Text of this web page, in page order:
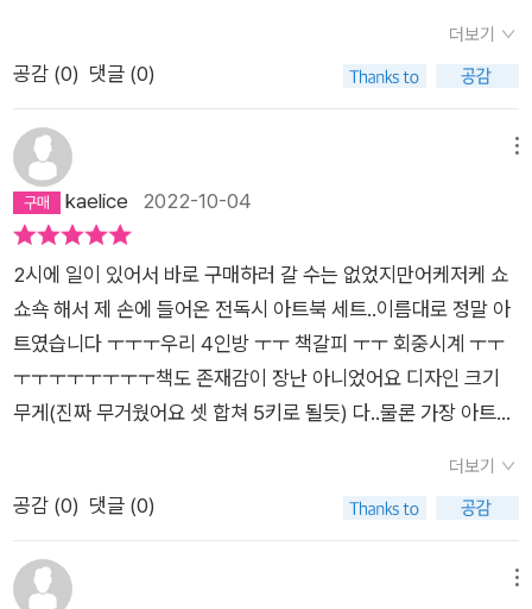
더보기
공감 (0) 댓글 (0)
kaelice 2022-10-04
2시에 일이 있어서 바로 구매하러 갈 수는 없었지만어케저케 쇼
쇼쇽 해서 제 손에 들어온 전독시 아트북 세트..이름대로 정말 아
트였습니다 ㅜㅜㅜ우리 4인방 ㅜㅜ 책갈피 ㅜㅜ 회중시계 ㅜㅜ
ㅜㅜㅜㅜㅜㅜㅜㅜ책도 존재감이 장난 아니었어요 디자인 크기
무게(진짜 무거웠어요 셋 합쳐 5키로 될듯) 다..물론 가장 아트인
더보기
공감 (0) 댓글 (0)